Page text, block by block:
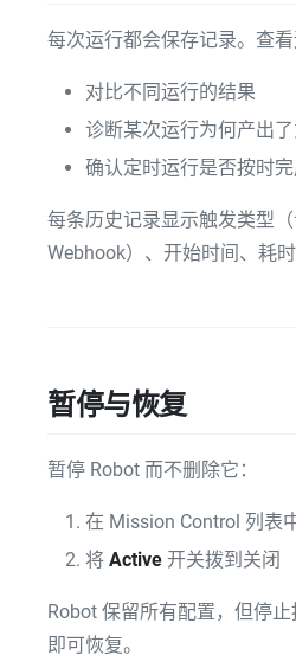
每次运行都会保存记录。查看
对比不同运行的结果
诊断某次运行为何产出
确认定时运行是否按时
每条历史记录显示触发类型（
Webhook）、开始时间、耗时
暂停与恢复
暂停 Robot 而不删除它：
在 Mission Control 列表
将 Active 开关拨到关闭
Robot 保留所有配置，但停
即可恢复。